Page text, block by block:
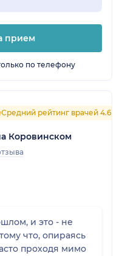
прием
по телефону
Средний рейтинг врачей 4.6
Коровинском
и это - не
что, опираясь
проходя мимо